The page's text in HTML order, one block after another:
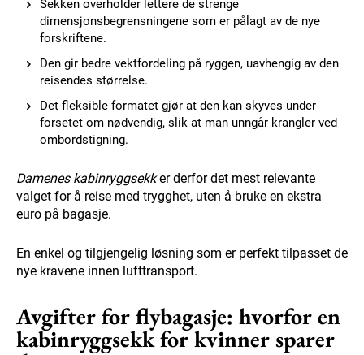
Sekken overholder lettere de strenge
dimensjonsbegrensningene som er pålagt av de nye
forskriftene.
Den gir bedre vektfordeling på ryggen, uavhengig av den
reisendes størrelse.
Det fleksible formatet gjør at den kan skyves under
forsetet om nødvendig, slik at man unngår krangler ved
ombordstigning.
Damenes kabinryggsekker derfor det mest relevante
valget for å reise med trygghet, uten å bruke en ekstra
euro på bagasje.
En enkel og tilgjengelig løsning som er perfekt tilpasset de
nye kravene innen lufttransport.
Avgifter for flybagasje: hvorfor en
kabinryggsekk for kvinner sparer